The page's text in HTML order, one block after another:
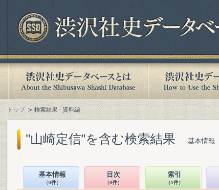
トップ 検索結果 - 資料編
"山崎定信"を含む検索結果 基本情報
基本情報
（0件）
目次
（0件）
索引
（1件）